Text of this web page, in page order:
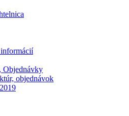
Objednávky
objednávok